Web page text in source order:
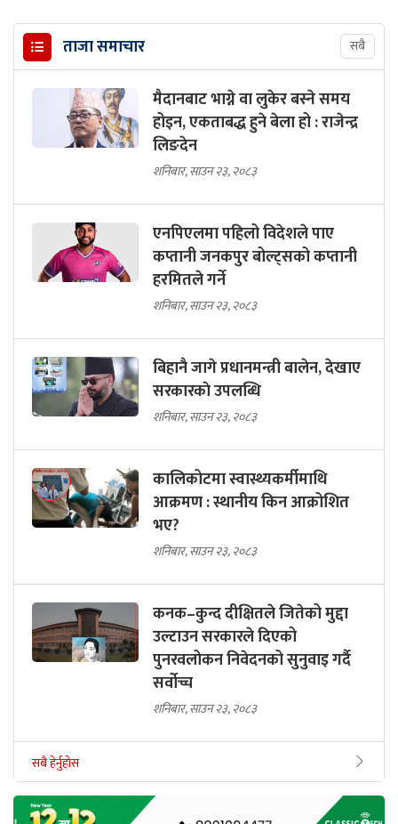
ताजा समाचार सबै
मैदानबाट भाग्ने वा लुकेर बस्ने समय
होइन, एकताबद्ध हुने बेला हो : राजेन्द्र
लिङदेन
शनिबार, साउन २३, २०८३
एनपिएलमा पहिलो विदेशले पाए
कप्तानी जनकपुर बोल्ट्सको कप्तानी
हरमितले गर्ने
शनिबार, साउन २३, २०८३
बिहानै जागे प्रधानमन्त्री बालेन, देखाए
सरकारकाे उपलब्धि
शनिबार, साउन २३, २०८३
कालिकोटमा स्वास्थ्यकर्मीमाथि
आक्रमण : स्थानीय किन आक्रोशित
भए?
शनिबार, साउन २३, २०८३
कनक–कुन्द दीक्षितले जितेको मुद्दा
उल्टाउन सरकारले दिएको
पुनरवलोकन निवेदनको सुनुवाइ गर्दै
सर्वोच्च
शनिबार, साउन २३, २०८३
सबै हेर्नुहोस